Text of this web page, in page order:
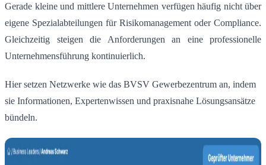
Gerade kleine und mittlere Unternehmen verfügen häufig nicht über
eigene Spezialabteilungen für Risikomanagement oder Compliance.
Gleichzeitig steigen die Anforderungen an eine professionelle
Unternehmensführung kontinuierlich.
Hier setzen Netzwerke wie das BVSV Gewerbezentrum an, indem
sie Informationen, Expertenwissen und praxisnahe Lösungsansätze
bündeln.